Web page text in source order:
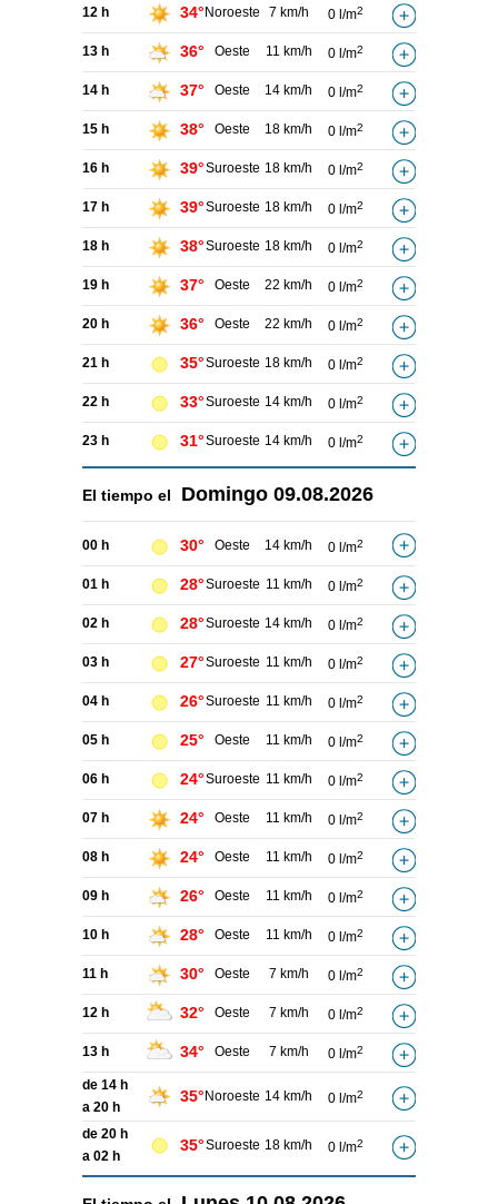
12 h 34° Noroeste 7 km/h 0 l/m2
13 h 36° Oeste 11 km/h 0 l/m2
14 h 37° Oeste 14 km/h 0 l/m2
15 h 38° Oeste 18 km/h 0 l/m2
16 h 39°Suroeste 18 km/h 0 l/m2
17 h 39°Suroeste 18 km/h 0 l/m2
18 h 38°Suroeste 18 km/h 0 l/m2
19 h 37° Oeste 22 km/h 0 l/m2
20 h 36° Oeste 22 km/h 0 l/m2
21 h 35°Suroeste 18 km/h 0 l/m2
22 h 33°Suroeste 14 km/h 0 l/m2
23 h 31°Suroeste 14 km/h 0 l/m2
El tiempo el Domingo 09.08.2026
00 h 30° Oeste 14 km/h 0 l/m2
01 h 28°Suroeste 11 km/h 0 l/m2
02 h 28°Suroeste 14 km/h 0 l/m2
03 h 27°Suroeste 11 km/h 0 l/m2
04 h 26°Suroeste 11 km/h 0 l/m2
05 h 25° Oeste 11 km/h 0 l/m2
06 h 24°Suroeste 11 km/h 0 l/m2
07 h 24° Oeste 11 km/h 0 l/m2
08 h 24° Oeste 11 km/h 0 l/m2
09 h 26° Oeste 11 km/h 0 l/m2
10 h 28° Oeste 11 km/h 0 l/m2
11 h 30° Oeste 7 km/h 0 l/m2
12 h 32° Oeste 7 km/h 0 l/m2
13 h 34° Oeste 7 km/h 0 l/m2
de 14 h
a 20 h
35° Noroeste 14 km/h 0 l/m2
de 20 h
a 02 h
35°Suroeste 18 km/h 0 l/m2